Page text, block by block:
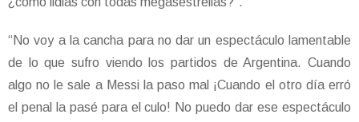
“No voy a la cancha para no dar un espectáculo lamentable
de lo que sufro viendo los partidos de Argentina. Cuando
algo no le sale a Messi la paso mal ¡Cuando el otro día erró
el penal la pasé para el culo! No puedo dar ese espectáculo